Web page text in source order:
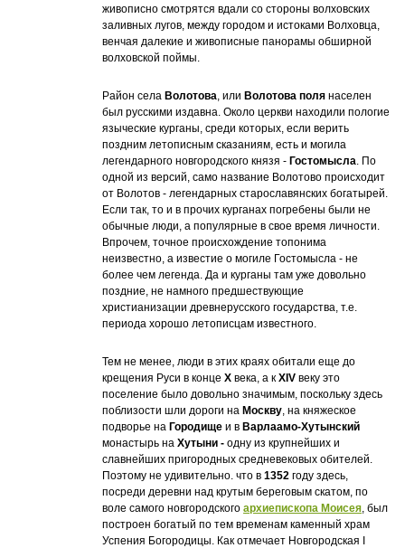
живописно смотрятся вдали со стороны волховских
заливных лугов, между городом и истоками Волховца,
венчая далекие и живописные панорамы обширной
волховской поймы.
Район селаВолотова , илиВолотова поля населен
был русскими издавна. Около церкви находили пологие
языческие курганы, среди которых, если верить
поздним летописным сказаниям, есть и могила
легендарного новгородского князя -Гостомысла . По
одной из версий, само название Волотово происходит
от Волотов - легендарных старославянских богатырей.
Если так, то и в прочих курганах погребены были не
обычные люди, а популярные в свое время личности.
Впрочем, точное происхождение топонима
неизвестно, а известие о могиле Гостомысла - не
более чем легенда. Да и курганы там уже довольно
поздние, не намного предшествующие
христианизации древнерусского государства, т.е.
периода хорошо летописцам известного.
Тем не менее, люди в этих краях обитали еще до
крещения Руси в концеX века, а кXIV веку это
поселение было довольно значимым, поскольку здесь
поблизости шли дороги наМоскву , на княжеское
подворье наГородище и вВарлаамо-Хутынский
монастырь наХутыни - одну из крупнейших и
славнейших пригородных средневековых обителей.
Поэтому не удивительно. что в1352 году здесь,
посреди деревни над крутым береговым скатом, по
воле самого новгородскогоархиепископа Моисея , был
построен богатый по тем временам каменный храм
Успения Богородицы. Как отмечает Новгородская I